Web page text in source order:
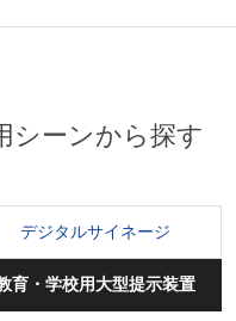
シーンから探す
デジタルサイネージ
育・学校用大型提示装置